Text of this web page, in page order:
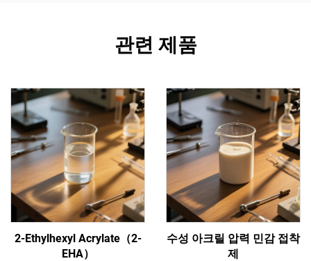
관련 제품
2-Ethylhexyl Acrylate（2-
EHA）
수성 아크릴 압력 민감 접착
제